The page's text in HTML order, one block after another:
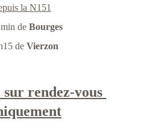
la N151
de Bourges
de Vierzon
sur rendez-vous